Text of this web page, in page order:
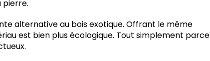
pierre.
alternative au bois exotique. Offrant le même
est bien plus écologique. Tout simplement parce